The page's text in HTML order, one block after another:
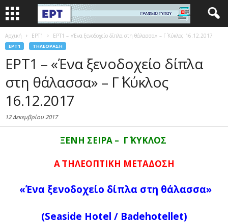
Αρχική EΡΤ1 ΕΡΤ1 – «Ένα ξενοδοχείο δίπλα στη θάλασσα» – Γ΄ Κύκλος 16.12.2017
EΡΤ1 ΤΗΛΕΌΡΑΣΗ
ΕΡΤ1 – «Ένα ξενοδοχείο δίπλα
στη θάλασσα» – Γ΄ Κύκλος
16.12.2017
12 Δεκεμβρίου 2017
ΞΕΝΗ ΣΕΙΡΑ – Γ΄ ΚΥΚΛΟΣ
A΄ ΤΗΛΕΟΠΤΙΚΗ ΜΕΤΑΔΟΣΗ
«Ένα ξενοδοχείο δίπλα στη θάλασσα»
(Seaside Hotel / Badehotellet)